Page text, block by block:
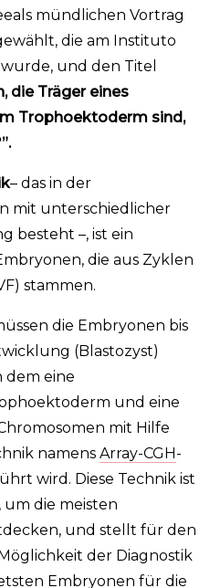
mündlichen Vortrag
die am Instituto
und den Titel
die Träger eines
Trophoektoderm sind,
– das in der
mit unterschiedlicher
besteht –, ist ein
die aus Zyklen
stammen.
die Embryonen bis
(Blastozyst)
dem eine
und eine
mit Hilfe
namens Array-CGH -
wird. Diese Technik ist
die meisten
und stellt für den
der Diagnostik
Embryonen für die